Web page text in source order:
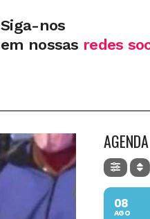
Siga-nos
em nossas redes
AGENDA
08
AGO